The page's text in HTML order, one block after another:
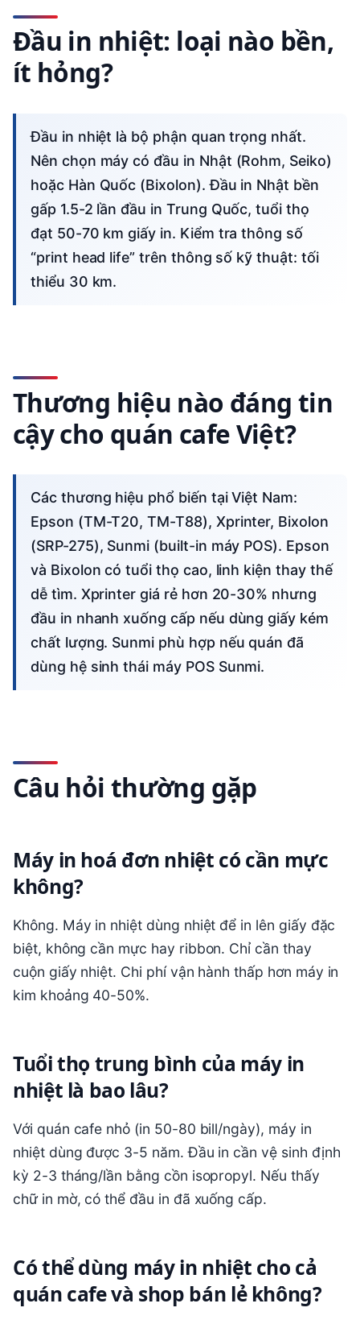
Đầu in nhiệt: loại nào bền,
ít hỏng?
Đầu in nhiệt là bộ phận quan trọng nhất.
Nên chọn máy có đầu in Nhật (Rohm, Seiko)
hoặc Hàn Quốc (Bixolon). Đầu in Nhật bền
gấp 1.5-2 lần đầu in Trung Quốc, tuổi thọ
đạt 50-70 km giấy in. Kiểm tra thông số
“print head life” trên thông số kỹ thuật: tối
thiểu 30 km.
Thương hiệu nào đáng tin
cậy cho quán cafe Việt?
Các thương hiệu phổ biến tại Việt Nam:
Epson (TM-T20, TM-T88), Xprinter, Bixolon
(SRP-275), Sunmi (built-in máy POS). Epson
và Bixolon có tuổi thọ cao, linh kiện thay thế
dễ tìm. Xprinter giá rẻ hơn 20-30% nhưng
đầu in nhanh xuống cấp nếu dùng giấy kém
chất lượng. Sunmi phù hợp nếu quán đã
dùng hệ sinh thái máy POS Sunmi.
Câu hỏi thường gặp
Máy in hoá đơn nhiệt có cần mực
không?
Không. Máy in nhiệt dùng nhiệt để in lên giấy đặc
biệt, không cần mực hay ribbon. Chỉ cần thay
cuộn giấy nhiệt. Chi phí vận hành thấp hơn máy in
kim khoảng 40-50%.
Tuổi thọ trung bình của máy in
nhiệt là bao lâu?
Với quán cafe nhỏ (in 50-80 bill/ngày), máy in
nhiệt dùng được 3-5 năm. Đầu in cần vệ sinh định
kỳ 2-3 tháng/lần bằng cồn isopropyl. Nếu thấy
chữ in mờ, có thể đầu in đã xuống cấp.
Có thể dùng máy in nhiệt cho cả
quán cafe và shop bán lẻ không?